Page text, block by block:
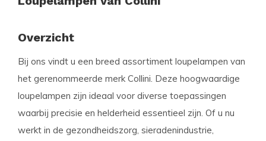
Overzicht
Bij ons vindt u een breed assortiment loupelampen van
het gerenommeerde merk Collini. Deze hoogwaardige
loupelampen zijn ideaal voor diverse toepassingen
waarbij precisie en helderheid essentieel zijn. Of u nu
werkt in de gezondheidszorg, sieradenindustrie,